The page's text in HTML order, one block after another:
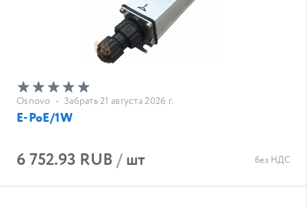
Osnovo • Забрать 21 августа 2026 г.
E-PoE/1W
6 752.93 RUB/шт без НДС